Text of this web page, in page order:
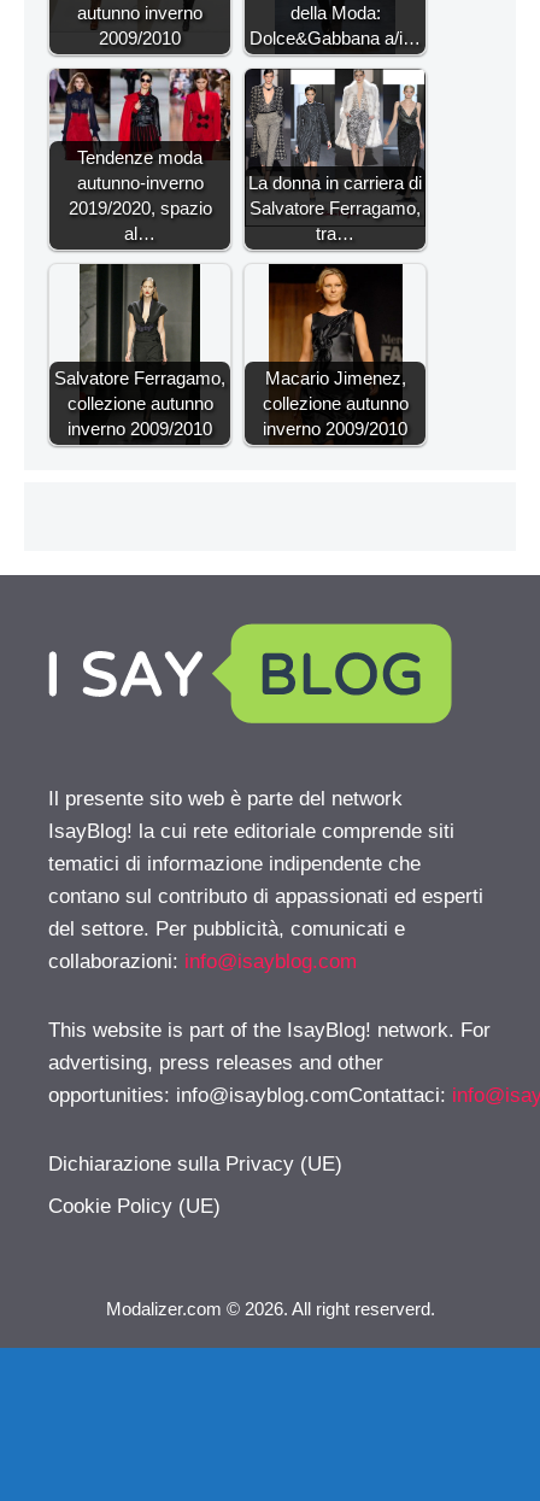
autunno inverno
2009/2010
della Moda:
Dolce&Gabbana a/i…
Tendenze moda
autunno-inverno
2019/2020, spazio
al…
La donna in carriera di
Salvatore Ferragamo,
tra…
Salvatore Ferragamo,
collezione autunno
inverno 2009/2010
Macario Jimenez,
collezione autunno
inverno 2009/2010
Il presente sito web è parte del network
IsayBlog! la cui rete editoriale comprende siti
tematici di informazione indipendente che
contano sul contributo di appassionati ed esperti
del settore. Per pubblicità, comunicati e
collaborazioni: info@isayblog.com
This website is part of the IsayBlog! network. For
advertising, press releases and other
opportunities: info@isayblog.comContattaci:
Dichiarazione sulla Privacy (UE)
Cookie Policy (UE)
Modalizer.com © 2026. All right reserverd.